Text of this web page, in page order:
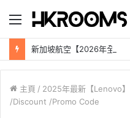
錄
主頁 / 2025年最新【Lenovo
/Discount /Promo Code